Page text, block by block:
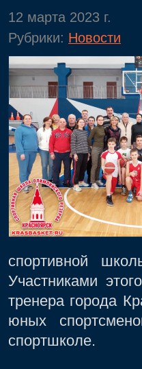
12 марта 2023 г.
Рубрики: Новости
спортивной
Участниками
тренера города
юных
спортшколе.